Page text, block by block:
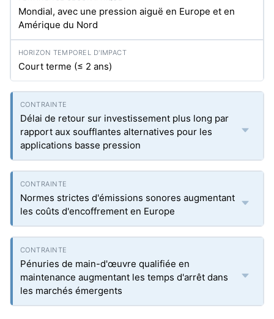
Mondial, avec une pression aiguë en Europe et en
Amérique du Nord
Court terme (≤ 2 ans)
Délai de retour sur investissement plus long par
rapport aux soufflantes alternatives pour les
applications basse pression
Normes strictes d'émissions sonores augmentant
les coûts d'encoffrement en Europe
Pénuries de main-d'œuvre qualifiée en
maintenance augmentant les temps d'arrêt dans
les marchés émergents